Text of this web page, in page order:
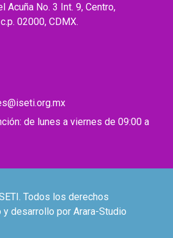
Acuña No. 3 Int. 9, Centro,
02000, CDMX.
de lunes a viernes de 09:00 a
Todos los derechos
desarrollo por Arara-Studio